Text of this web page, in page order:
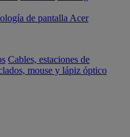
de pantalla Acer
Cables, estaciones de
mouse y lápiz óptico